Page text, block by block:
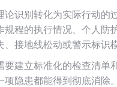
论识别转化为实际行动的
规程的执行情况、个人防
、接地线松动或警示标识
要建立标准化的检查清单
项隐患都能得到彻底消除